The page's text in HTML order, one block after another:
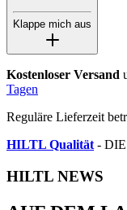
Klappe mich aus
Kostenloser Versand
Tagen
Reguläre Lieferzeit
HILTL Qualität -
HILTL NEWS